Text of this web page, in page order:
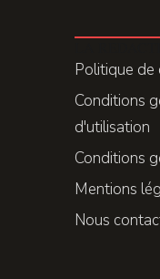
Politique
Conditions
d'utilisation
Conditions
Mentions
Nous